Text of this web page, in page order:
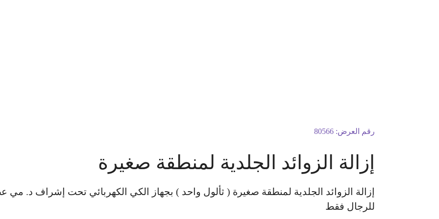
رقم العرض:80566
إزالة الزوائد الجلدية لمنطقة صغيرة
للرجال فقط